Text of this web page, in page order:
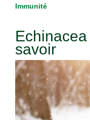
Immunité
Echinacea
savoir